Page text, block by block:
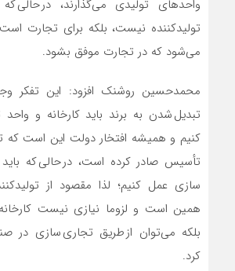
واحد‌های تولیدی می‌گذارند، در حالی
تولیدکننده نیست، بلکه برای تجارت
می‌شود که در تجارت موفق بشود.
محمدحسین روشنک افزود: این تفکر
تبدیل شدن به برند باید کارخانه و واحد
کنیم و همیشه افتخار دولت این است که
تأسیس صادر کرده است، در حالی که
سازی عمل کنیم؛ لذا مقصود از
همین است و لزوما نیازی نیست
بلکه می‌توان از طریق تجاری سازی در
کرد.